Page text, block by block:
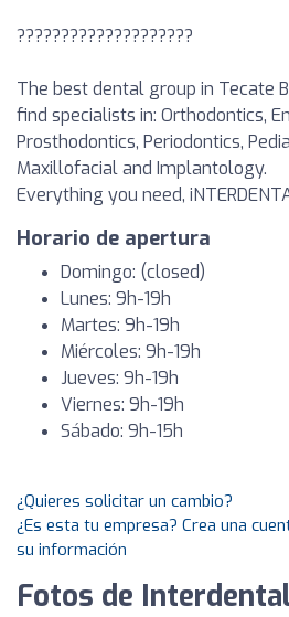
????????????????????
The best dental group in Tecate
find specialists in: Orthodontics,
Prosthodontics, Periodontics,
Maxillofacial and Implantology.
Everything you need,
Horario de apertura
Domingo: (closed)
Lunes: 9h-19h
Martes: 9h-19h
Miércoles: 9h-19h
Jueves: 9h-19h
Viernes: 9h-19h
Sábado: 9h-15h
¿Quieres solicitar un cambio?
¿Es esta tu empresa? Crea una
su información
Fotos de